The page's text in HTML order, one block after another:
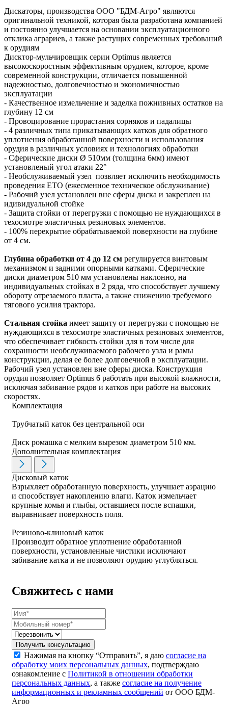
Дискаторы, производства ООО "БДМ-Агро" являются
оригинальной техникой, которая была разработана компанией
и постоянно улучшается на основании эксплуатационного
отклика аграриев, а также растущих современных требований
к орудиям
Дисктор-мульчировщик серии Optimus является
высокоскоростным эффективным орудием, которое, кроме
современной конструкции, отличается повышенной
надежностью, долговечностью и экономичностью
эксплуатации
- Качественное измельчение и заделка пожнивных остатков на
глубину 12 см
- Провоцирование прорастания сорняков и падалицы
- 4 различных типа прикатывающих катков для обратного
уплотнения обработанной поверхности и использования
орудия в различных условиях и технологиях обработки
- Сферические диски Ø 510мм (толщина 6мм) имеют
установленый угол атаки 22°
- Необслуживаемый узел позвляет исключить необходимость
проведения ЕТО (ежесменное техническое обслуживание)
- Рабочий узел установлен вне сферы диска и закреплен на
идивидуальной стойке
- Защита стойки от перегрузки с помощью не нуждающихся в
техосмотре эластичных резиновых элементов.
- 100% перекрытие обрабатываемой поверхности на глубине
от 4 см.
Глубина обработки от 4 до 12 см регулируется винтовым
механизмом и задними опорными катками. Сферические
диски диаметром 510 мм установлены наклонно, на
индивидуальных стойках в 2 ряда, что способствует лучшему
обороту отрезаемого пласта, а также снижению требуемого
тягового усилия трактора.
Стальная стойка имеет защиту от перегрузки с помощью не
нуждающихся в техосмотре эластичных резиновых элементов,
что обеспечивает гибкость стойки для в том числе для
сохранности необслуживаемого рабочего узла и рамы
конструкции, делая ее более долговечной в эксплуатации.
Рабочий узел установлен вне сферы диска. Конструкция
орудия позволяет Optimus 6 работать при высокой влажности,
исключая забивание рядов и катков при работе на высоких
скоростях.
Комплектация
Трубчатый каток без центральной оси
Диск ромашка с мелким вырезом диаметром 510 мм.
Дополнительная комплектация
Дисковый каток
Взрыхляет обработанную поверхность, улучшает аэрацию
и способствует накоплению влаги. Каток измельчает
крупные комья и глыбы, оставшиеся после вспашки,
выравнивает поверхность поля.
Резиново-клиновый каток
Производит обратное уплотнение обработанной
поверхности, установленные чистики исключают
забивание катка и не позволяют орудию углубляться.
Свяжитесь с нами
Получить консультацию
Нажимая на кнопку “Отправить”, я даю согласие на
обработку моих персональных данных, подтверждаю
ознакомление с Политикой в отношении обработки
персональных данных, а также согласие на получение
информационных и рекламных сообщений от ООО БДМ-
Агро